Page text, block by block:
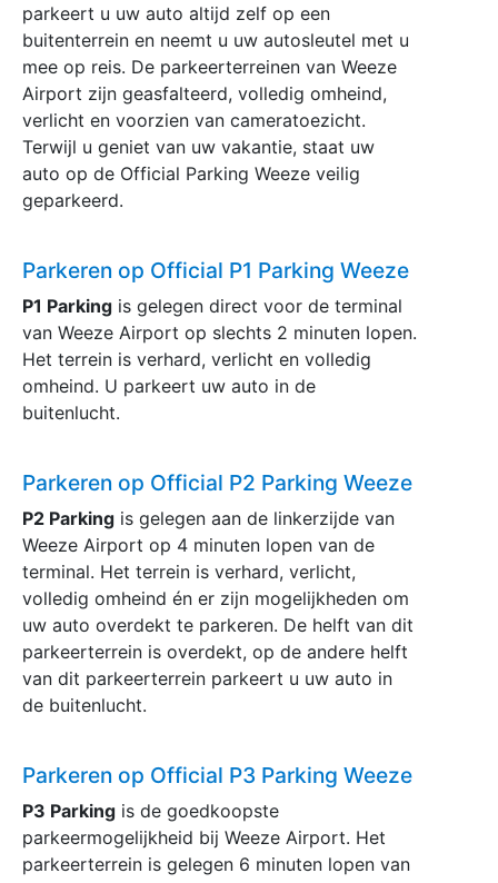
parkeert u uw auto altijd zelf op een
buitenterrein en neemt u uw autosleutel met u
mee op reis. De parkeerterreinen van Weeze
Airport zijn geasfalteerd, volledig omheind,
verlicht en voorzien van cameratoezicht.
Terwijl u geniet van uw vakantie, staat uw
auto op de Official Parking Weeze veilig
geparkeerd.
Parkeren op Official P1 Parking Weeze
P1 Parking is gelegen direct voor de terminal
van Weeze Airport op slechts 2 minuten lopen.
Het terrein is verhard, verlicht en volledig
omheind. U parkeert uw auto in de
buitenlucht.
Parkeren op Official P2 Parking Weeze
P2 Parking is gelegen aan de linkerzijde van
Weeze Airport op 4 minuten lopen van de
terminal. Het terrein is verhard, verlicht,
volledig omheind én er zijn mogelijkheden om
uw auto overdekt te parkeren. De helft van dit
parkeerterrein is overdekt, op de andere helft
van dit parkeerterrein parkeert u uw auto in
de buitenlucht.
Parkeren op Official P3 Parking Weeze
P3 Parking is de goedkoopste
parkeermogelijkheid bij Weeze Airport. Het
parkeerterrein is gelegen 6 minuten lopen van